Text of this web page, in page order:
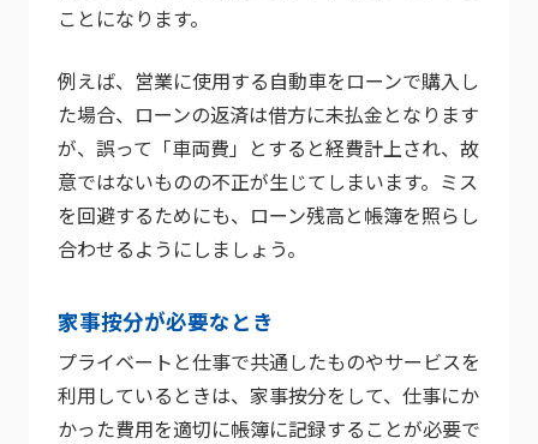
ことになります。
例えば、営業に使用する自動車をローンで購入し
た場合、ローンの返済は借方に未払金となります
が、誤って「車両費」とすると経費計上され、故
意ではないものの不正が生じてしまいます。ミス
を回避するためにも、ローン残高と帳簿を照らし
合わせるようにしましょう。
家事按分が必要なとき
プライベートと仕事で共通したものやサービスを
利用しているときは、家事按分をして、仕事にか
かった費用を適切に帳簿に記録することが必要で